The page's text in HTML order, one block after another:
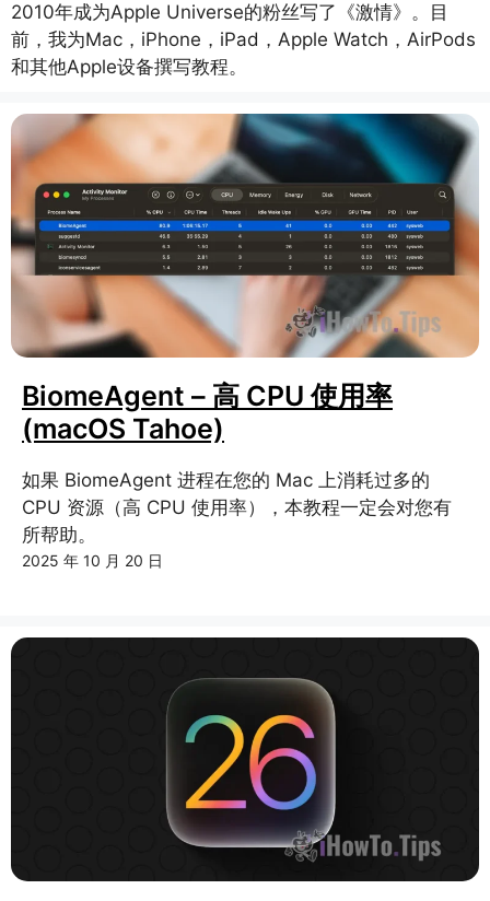
2010年成为Apple Universe的粉丝写了《激情》。目
前，我为Mac，iPhone，iPad，Apple Watch，AirPods
和其他Apple设备撰写教程。
BiomeAgent – 高 CPU 使用率
(macOS Tahoe)
如果 BiomeAgent 进程在您的 Mac 上消耗过多的
CPU 资源（高 CPU 使用率），本教程一定会对您有
所帮助。
2025 年 10 月 20 日